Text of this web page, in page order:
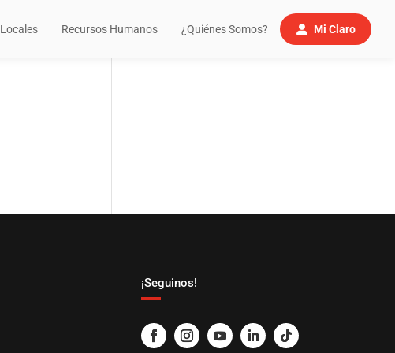
Locales Recursos Humanos ¿Quiénes Somos? Mi Claro
¡Seguinos!